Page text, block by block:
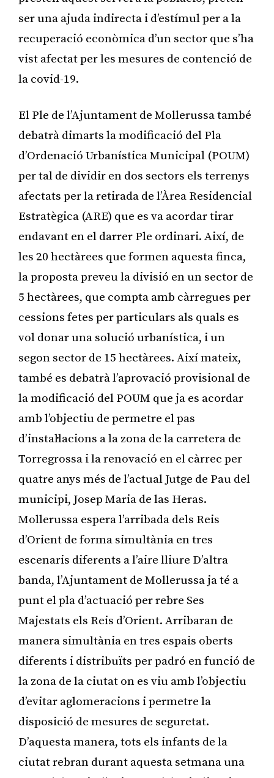
ser una ajuda indirecta i d’estímul per a la
recuperació econòmica d’un sector que s’ha
vist afectat per les mesures de contenció de
la covid-19.
El Ple de l’Ajuntament de Mollerussa també
debatrà dimarts la modificació del Pla
d’Ordenació Urbanística Municipal (POUM)
per tal de dividir en dos sectors els terrenys
afectats per la retirada de l’Àrea Residencial
Estratègica (ARE) que es va acordar tirar
endavant en el darrer Ple ordinari. Així, de
les 20 hectàrees que formen aquesta finca,
la proposta preveu la divisió en un sector de
5 hectàrees, que compta amb càrregues per
cessions fetes per particulars als quals es
vol donar una solució urbanística, i un
segon sector de 15 hectàrees. Així mateix,
també es debatrà l’aprovació provisional de
la modificació del POUM que ja es acordar
amb l’objectiu de permetre el pas
d’instal·lacions a la zona de la carretera de
Torregrossa i la renovació en el càrrec per
quatre anys més de l’actual Jutge de Pau del
municipi, Josep Maria de las Heras.
Mollerussa espera l’arribada dels Reis
d’Orient de forma simultània en tres
escenaris diferents a l’aire lliure D’altra
banda, l’Ajuntament de Mollerussa ja té a
punt el pla d’actuació per rebre Ses
Majestats els Reis d’Orient. Arribaran de
manera simultània en tres espais oberts
diferents i distribuïts per padró en funció de
la zona de la ciutat on es viu amb l’objectiu
d’evitar aglomeracions i permetre la
disposició de mesures de seguretat.
D’aquesta manera, tots els infants de la
ciutat rebran durant aquesta setmana una